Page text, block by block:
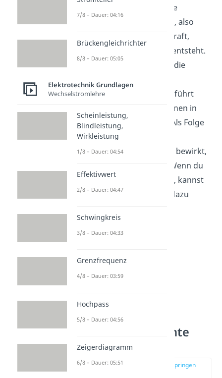
Hier werden sozusagen die
Elektronen von dir bewegt, also
durch eine mechanische Kraft,
weshalb die
entsteht.
Im vorliegenden Fall wirkt die
Zeichenebene heraus und führt
dazu, dass sich die Elektronen in
diese Richtung bewegen. Als Folge
entsteht ein sogenannter
Induktionsstrom
, welcher bewirkt,
dass die Lampe leuchtet. Wenn du
Fragen zur
hast, kannst
du dir gerne unser Video dazu
Lorentzkraft Rechte
Hand Regel
zur Stelle im Video springen
7/8 – Dauer: 04:16
Brückengleichrichter
8/8 – Dauer: 05:05
Elektrotechnik Grundlagen
Wechselstromlehre
Scheinleistung,
Blindleistung,
Wirkleistung
1/8 – Dauer: 04:54
Effektivwert
2/8 – Dauer: 04:47
Schwingkreis
3/8 – Dauer: 04:33
Grenzfrequenz
4/8 – Dauer: 03:59
Hochpass
5/8 – Dauer: 04:56
Zeigerdiagramm
6/8 – Dauer: 05:51